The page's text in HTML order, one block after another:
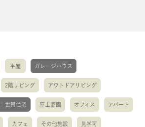
平屋 ガレージハウス
2階リビング アウトドアリビング
二世帯住宅 屋上庭園 オフィス アパート
カフェ その他施設 見学可